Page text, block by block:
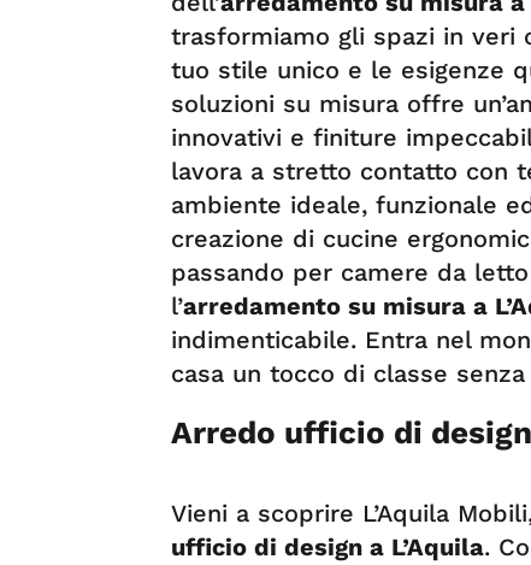
trasformiamo gli spazi in veri
tuo stile unico e le esigenze
soluzioni su misura offre
innovativi e finiture
lavora a stretto contatto con
ambiente ideale, funzionale
creazione di cucine
passando per camere da
l’arredamento su misura a
indimenticabile. Entra nel
casa un tocco di classe senza
Arredo ufficio di design
Vieni a scoprire L’Aquila
ufficio di design a L’Aquila.